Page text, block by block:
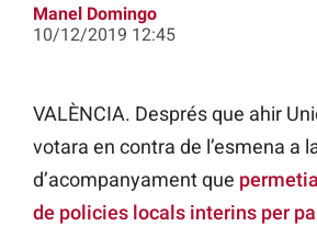
Manel Domingo
10/12/2019 12:45
VALÈNCIA. Després que ahir
votara en contra de l’esmena a
d’acompanyament que
de policies locals interins per